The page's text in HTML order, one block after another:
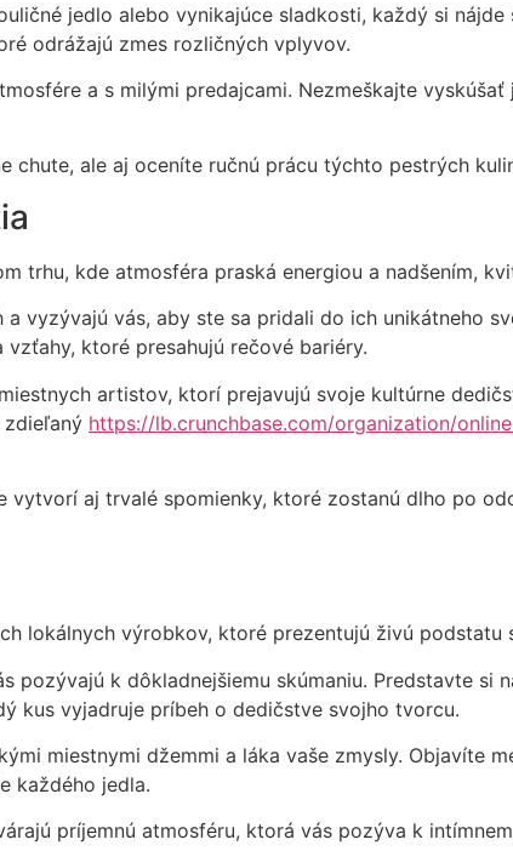
jedlo alebo vynikajúce sladkosti, každý si
odrážajú zmes rozličných vplyvov.
a s milými predajcami. Nezmeškajte
chute, ale aj oceníte ručnú prácu týchto pestrých
trhu, kde atmosféra praská energiou a nadšením,
vyzývajú vás, aby ste sa pridali do ich unikátneho
ktoré presahujú rečové bariéry.
artistov, ktorí prejavujú svoje kultúrne
zdieľaný https://lb.crunchbase.com/organization/
aj trvalé spomienky, ktoré zostanú dlho po
lokálnych výrobkov, ktoré prezentujú živú podstatu
pozývajú k dôkladnejšiemu skúmaniu. Predstavte si
kus vyjadruje príbeh o dedičstve svojho tvorcu.
miestnymi džemmi a láka vaše zmysly. Objavíte
každého jedla.
príjemnú atmosféru, ktorá vás pozýva k